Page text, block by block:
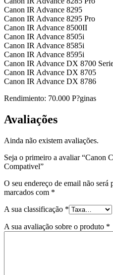
Canon IR Advance 8295
Canon IR Advance 8295 Pro
Canon IR Advance 8500II
Canon IR Advance 8505i
Canon IR Advance 8585i
Canon IR Advance 8595i
Canon IR Advance DX 8700
Canon IR Advance DX 8705
Canon IR Advance DX 8786
Rendimiento: 70.000 P?ginas
Avaliações
Ainda não existem avaliações.
Seja o primeiro a avaliar “Canon
Compativel”
O seu endereço de email não será
marcados com *
A sua classificação *
A sua avaliação sobre o produto *